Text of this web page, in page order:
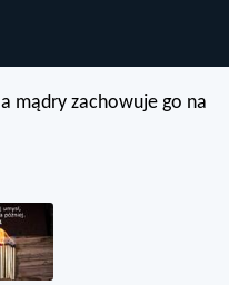
a mądry zachowuje go na